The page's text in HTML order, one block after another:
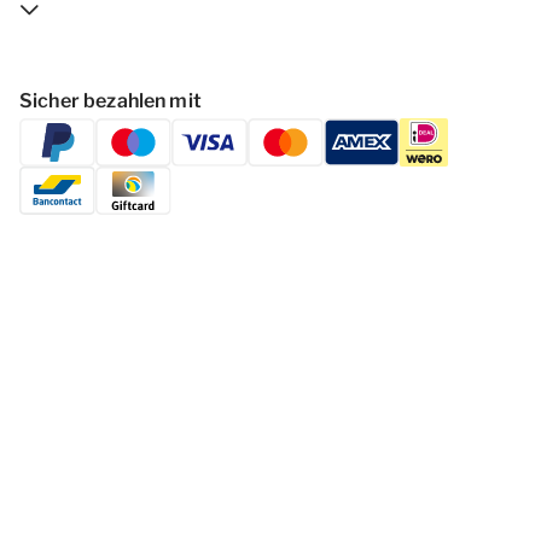
Sicher bezahlen mit